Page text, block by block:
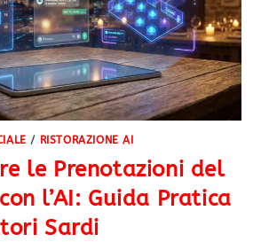
/ RISTORAZIONE AI
le Prenotazioni del
l’AI: Guida Pratica
Sardi